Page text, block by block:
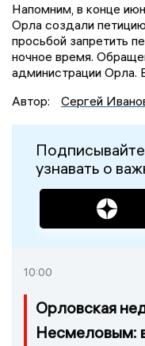
Напомним, в конце
Орла создали
просьбой запретить
ночное время.
администрации Орла.
Автор:
Сергей
узнавать о
10:00
Орловская
Несмеловым: